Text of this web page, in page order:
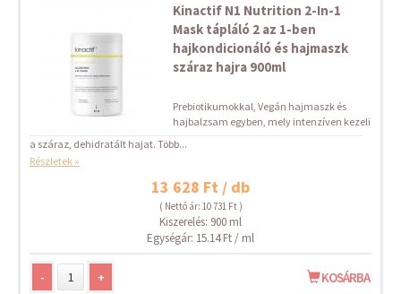
Kinactif N1 Nutrition 2-In-1
Mask tápláló 2 az 1-ben
hajkondicionáló és hajmaszk
száraz hajra 900ml
Prebiotikumokkal, Vegán hajmaszk és
hajbalzsam egyben, mely intenzíven kezeli
a száraz, dehidratált hajat. Több...
Részletek »
13 628 Ft / db
( Nettó ár: 10 731 Ft )
Kiszerelés: 900 ml
Egységár: 15.14 Ft / ml
- + KOSÁRBA